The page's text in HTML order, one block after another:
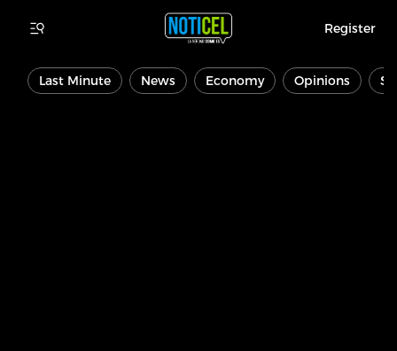
Register
Last Minute News Economy Opinions